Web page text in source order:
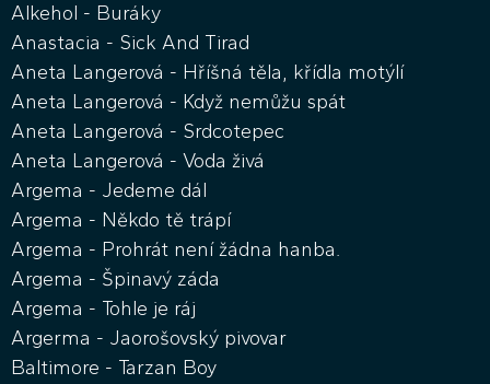
Alkehol - Buráky
Anastacia - Sick And Tirad
Aneta Langerová - Hříšná těla, křídla motýlí
Aneta Langerová - Když nemůžu spát
Aneta Langerová - Srdcotepec
Aneta Langerová - Voda živá
Argema - Jedeme dál
Argema - Někdo tě trápí
Argema - Prohrát není žádna hanba.
Argema - Špinavý záda
Argema - Tohle je ráj
Argerma - Jaorošovský pivovar
Baltimore - Tarzan Boy